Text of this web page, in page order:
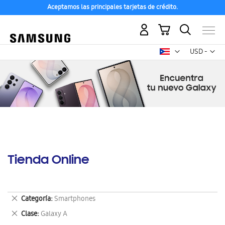
Aceptamos las principales tarjetas de crédito.
USD -
dólar
Mi carrito
Tienda Online
Categoría Smartphones
Eliminar
este
artículo
Clase Galaxy A
Eliminar